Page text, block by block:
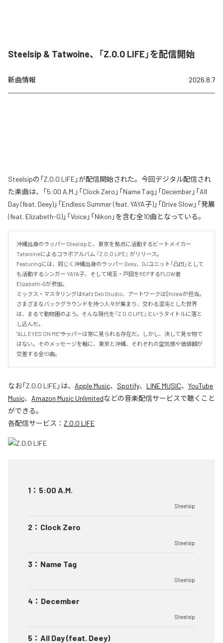
Steelsip & Tatwoine、「Z.O.O LIFE」を配信開始
新曲情報 2026.8.7
Steelsipの「Z.O.O LIFE」が配信開始された。今回デジタル配信され
た楽曲は、「5:00 A.M.」「Clock Zero」「Name Tag」「December」「All
Day (feat. Deey)」「Endless Summer (feat. YAYA子)」「Drive Slow」「発展
(feat. Elizabeth-G)」「Voice」「Nikon」を含む全10曲となっている。
沖縄出身のラッパー Steelsipと、東京を拠点に活動するビートメイカー
Tatwoineによるコラボアルバム 『Z.O.O LIFE』 がリリース。
Featuringには、同じく沖縄出身のラッパー Deey、DJユニット「凸凹」として
も活動するシンガー YAYA子、そして埼玉・戸田をREPするFLOW者
Elizabeth-Gが参加。
ミックス・マスタリングはKat'z Deli Studio、アートワークは$hirawが担当。
さまざまなバックグラウンドを持つ人々が集まり、交わる混沌とした世界
は、まるで動物園のよう。そんな現代を『Z.O.O LIFE』というタイトルに落と
し込んだ。
"ALL EYES ON ME"――ラッパーは常に見られる存在だ。しかし、決して見せ物で
はない。そのメッセージを軸に、東京と沖縄、それぞれの空気感や価値観が
交差する全10曲。
なお「Z.O.O LIFE」は、 Apple Music、 Spotify、 LINE MUSIC、 YouTube
Music、 Amazon Music Unlimitedなどの音楽配信サービスで聴くこと
ができる。
各配信サービス： Z.O.O LIFE
1 ： 5:00 A.M.
Steelsip
2 ： Clock Zero
Steelsip
3 ： Name Tag
Steelsip
4 ： December
Steelsip
5 ： All Day (feat. Deey)